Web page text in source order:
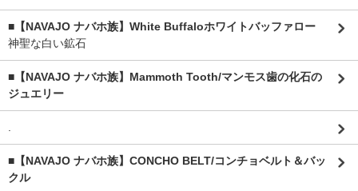
■【NAVAJO ナバホ族】White Buffaloホワイトバッファロー
神聖な白い鉱石
■【NAVAJO ナバホ族】Mammoth Tooth/マンモス歯の化石の
ジュエリー
■【NAVAJO ナバホ族】CONCHO BELT/コンチョベルト＆バッ
クル